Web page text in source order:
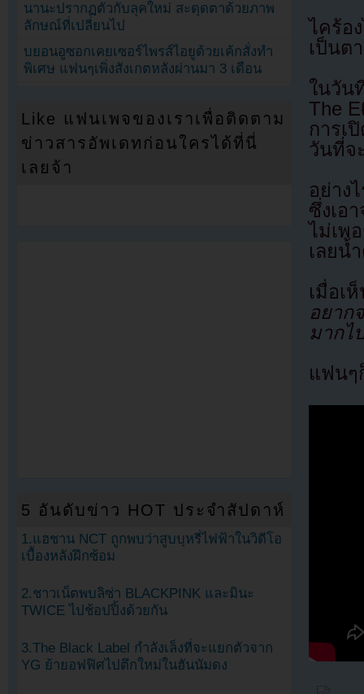
ไคร้อ
เป็นต
ในวัน
The
การเ
วันที่จ
อย่าง
ซึ่งเอ
ไม่เพ
เลยน้
เมื่อเ
อยาก
มากไ
แฟนๆ
นานะปรากฏตัวกับลุคใหม่ สะดุดตาด้วยภาพ
ลักษณ์ที่เปลี่ยนไป
บยอนอูซอกเคยเซอร์ไพรส์ไอยูด้วยเค้กสั่งทำ
พิเศษ แฟนๆเพิ่งสังเกตหลังผ่านมา 3 เดือน
Like แฟนเพจของเราเพื่อติดตาม
ข่าวสารอัพเดทก่อนใครได้ที่นี่
เลยจ้า
5 อันดับข่าว HOT ประจำสัปดาห์
1.แฮชาน NCT ถูกพบว่าสูบบุหรี่ไฟฟ้าในวิดีโอ
เบื้องหลังฝึกซ้อม
2.ชาวเน็ตพบลิซ่า BLACKPINK และมินะ
TWICE ไปช้อปปิ้งด้วยกัน
3.The Black Label กำลังเล็งที่จะแยกตัวจาก
YG ย้ายอฟฟิศไปตึกใหม่ในฮันนัมดง